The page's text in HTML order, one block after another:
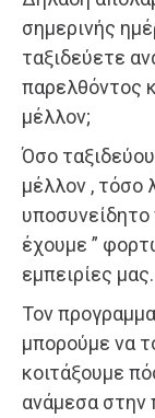
σημερινής
ταξιδεύετε
παρελθόντος
μέλλον;
Όσο
μέλλον , τόσο
υποσυνείδητο
έχουμε ”
εμπειρίες μας.
Τον
μπορούμε να
κοιτάξουμε
ανάμεσα στην